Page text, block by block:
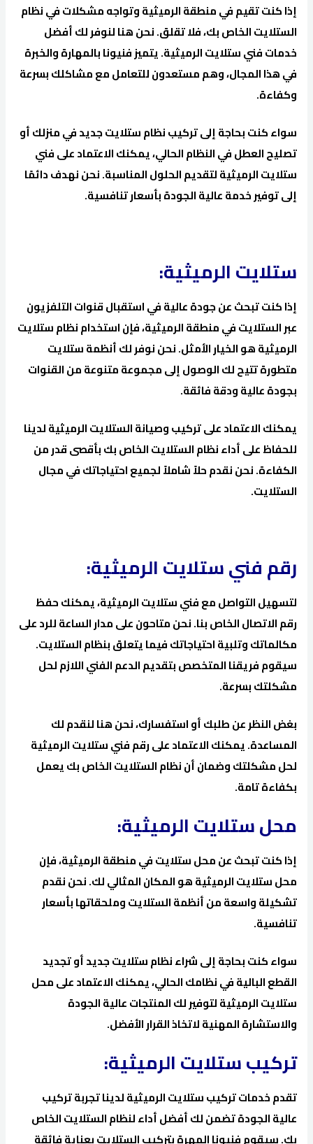
إذا كنت تقيم في منطقة الرميثية وتواجه مشكلات في نظام
الستلايت الخاص بك، فلا تقلق. نحن هنا لنوفر لك أفضل
خدمات فني ستلايت الرميثية. يتميز فنيونا بالمهارة والخبرة
في هذا المجال، وهم مستعدون للتعامل مع مشاكلك بسرعة
وكفاءة.
سواء كنت بحاجة إلى تركيب نظام ستلايت جديد في منزلك أو
تصليح العطل في النظام الحالي، يمكنك الاعتماد على فني
ستلايت الرميثية لتقديم الحلول المناسبة. نحن نهدف دائمًا
إلى توفير خدمة عالية الجودة بأسعار تنافسية.
ستلايت الرميثية:
إذا كنت تبحث عن جودة عالية في استقبال قنوات التلفزيون
عبر الستلايت في منطقة الرميثية، فإن استخدام نظام ستلايت
الرميثية هو الخيار الأمثل. نحن نوفر لك أنظمة ستلايت
متطورة تتيح لك الوصول إلى مجموعة متنوعة من القنوات
بجودة عالية ودقة فائقة.
يمكنك الاعتماد على تركيب وصيانة الستلايت الرميثية لدينا
للحفاظ على أداء نظام الستلايت الخاص بك بأقصى قدر من
الكفاءة. نحن نقدم حلاً شاملاً لجميع احتياجاتك في مجال
الستلايت.
رقم فني ستلايت الرميثية:
لتسهيل التواصل مع فني ستلايت الرميثية، يمكنك حفظ
رقم الاتصال الخاص بنا. نحن متاحون على مدار الساعة للرد على
مكالماتك وتلبية احتياجاتك فيما يتعلق بنظام الستلايت.
سيقوم فريقنا المتخصص بتقديم الدعم الفني اللازم لحل
مشكلتك بسرعة.
بغض النظر عن طلبك أو استفسارك، نحن هنا لنقدم لك
المساعدة. يمكنك الاعتماد على رقم فني ستلايت الرميثية
لحل مشكلتك وضمان أن نظام الستلايت الخاص بك يعمل
بكفاءة تامة.
محل ستلايت الرميثية:
إذا كنت تبحث عن محل ستلايت في منطقة الرميثية، فإن
محل ستلايت الرميثية هو المكان المثالي لك. نحن نقدم
تشكيلة واسعة من أنظمة الستلايت وملحقاتها بأسعار
تنافسية.
سواء كنت بحاجة إلى شراء نظام ستلايت جديد أو تجديد
القطع البالية في نظامك الحالي، يمكنك الاعتماد على محل
ستلايت الرميثية لتوفير لك المنتجات عالية الجودة
والاستشارة المهنية لاتخاذ القرار الأفضل.
تركيب ستلايت الرميثية:
تقدم خدمات تركيب ستلايت الرميثية لدينا تجربة تركيب
عالية الجودة تضمن لك أفضل أداء لنظام الستلايت الخاص
بك. سيقوم فنيونا المهرة بتركيب الستلايت بعناية فائقة